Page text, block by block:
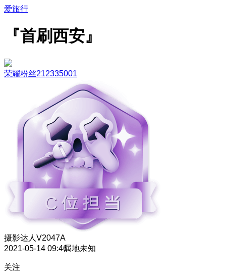
爱旅行
『首刷西安』
荣耀粉丝212335001
摄影达人 V2047A
2021-05-14 09:46属地未知
关注